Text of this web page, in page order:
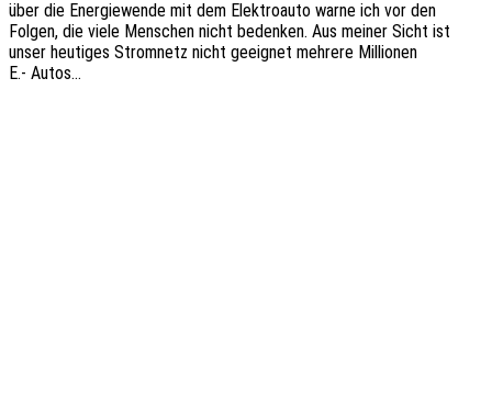
über die Ener­gie­wen­de mit dem Elek­tro­au­to warne ich vor den
Folgen, die viele Menschen nicht beden­ken. Aus meiner Sicht ist
unser heuti­ges Strom­netz nicht geeig­net mehre­re Millio­nen
E.- Autos…